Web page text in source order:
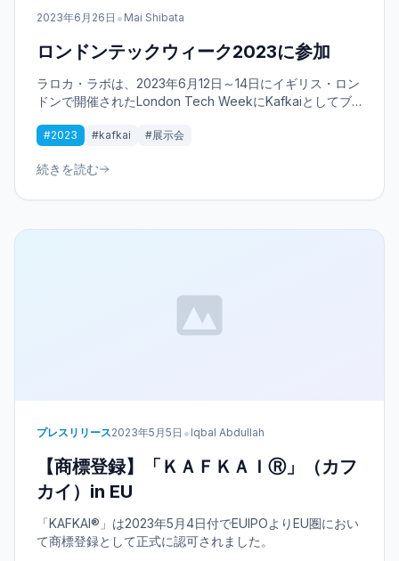
2023年6月26日 • Mai Shibata
ロンドンテックウィーク2023に参加
ラロカ・ラボは、2023年6月12日～14日にイギリス・ロン
ドンで開催されたLondon Tech WeekにKafkaiとしてブ
年。10周年ということもあり、初日から連日多くの人で賑
#2023 #kafkai #展示会
続きを読む
プレスリリース2023年5月5日 • Iqbal Abdullah
【商標登録】「ＫＡＦＫＡＩⓇ」（カフ
カイ）in EU
「KAFKAI®」は2023年5月4日付でEUIPOよりEU圏におい
て商標登録として正式に認可されました。